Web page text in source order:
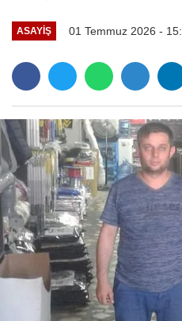
ASAYIŞ 01 Temmuz 2026 -